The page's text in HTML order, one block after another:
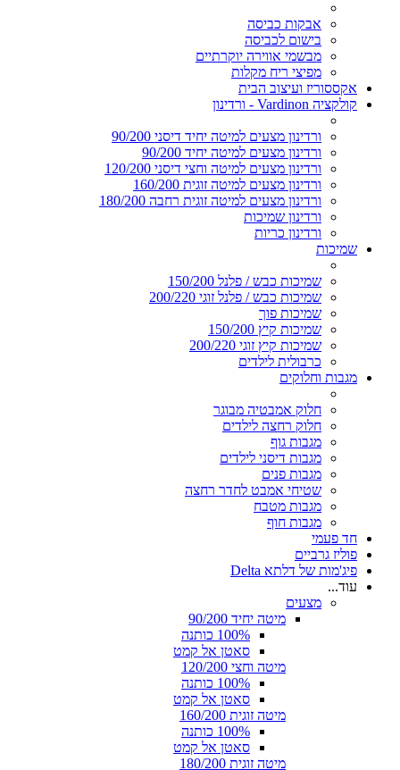
אבקות כביסה
בישום לכביסה
מבשמי אווירה יוקרתיים
מפיצי ריח מקלות
אקססוריז ועיצוב הבית
קולקציה Vardinon - ורדינון
ורדינון מצעים למיטה יחיד דיסני 90/200
ורדינון מצעים למיטה יחיד 90/200
ורדינון מצעים למיטה וחצי דיסני 120/200
ורדינון מצעים למיטה זוגית 160/200
ורדינון מצעים למיטה זוגית רחבה 180/200
ורדינון שמיכות
ורדינון כריות
שמיכות
שמיכות כבש / פלנל 150/200
שמיכות כבש / פלנל זוגי 200/220
שמיכות פוך
שמיכות קיץ 150/200
שמיכות קיץ זוגי 200/220
כרבולית לילדים
מגבות וחלוקים
חלוק אמבטיה מבוגר
חלוק רחצה לילדים
מגבות גוף
מגבות דיסני לילדים
מגבות פנים
שטיחי אמבט לחדר רחצה
מגבות מטבח
מגבות חוף
חד פעמי
פוליז גרביים
פיג'מות של דלתא Delta
עוד...
מצעים
מיטה יחיד 90/200
100% כותנה
סאטן אל קמט
מיטה וחצי 120/200
100% כותנה
סאטן אל קמט
מיטה זוגית 160/200
100% כותנה
סאטן אל קמט
מיטה זוגית 180/200